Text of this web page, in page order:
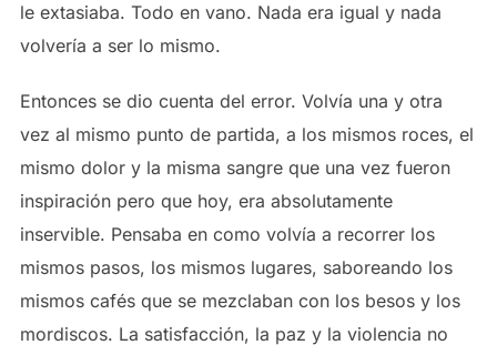
le extasiaba. Todo en vano. Nada era igual y nada
volvería a ser lo mismo.
Entonces se dio cuenta del error. Volvía una y otra
vez al mismo punto de partida, a los mismos roces, el
mismo dolor y la misma sangre que una vez fueron
inspiración pero que hoy, era absolutamente
inservible. Pensaba en como volvía a recorrer los
mismos pasos, los mismos lugares, saboreando los
mismos cafés que se mezclaban con los besos y los
mordiscos. La satisfacción, la paz y la violencia no